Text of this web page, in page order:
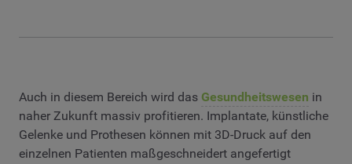
Auch in diesem Bereich wird das Gesundheitswesen in
naher Zukunft massiv profitieren. Implantate, künstliche
Gelenke und Prothesen können mit 3D-Druck auf den
einzelnen Patienten maßgeschneidert angefertigt